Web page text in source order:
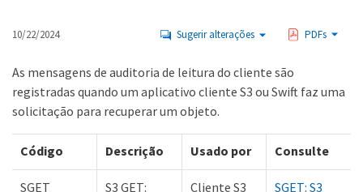
10/22/2024 Sugerir alterações PDFs
As mensagens de auditoria de leitura do cliente são
registradas quando um aplicativo cliente S3 ou Swift faz uma
solicitação para recuperar um objeto.
Código Descrição Usado por Consulte
SGET
S3 GET:
Cliente S3
SGET: S3